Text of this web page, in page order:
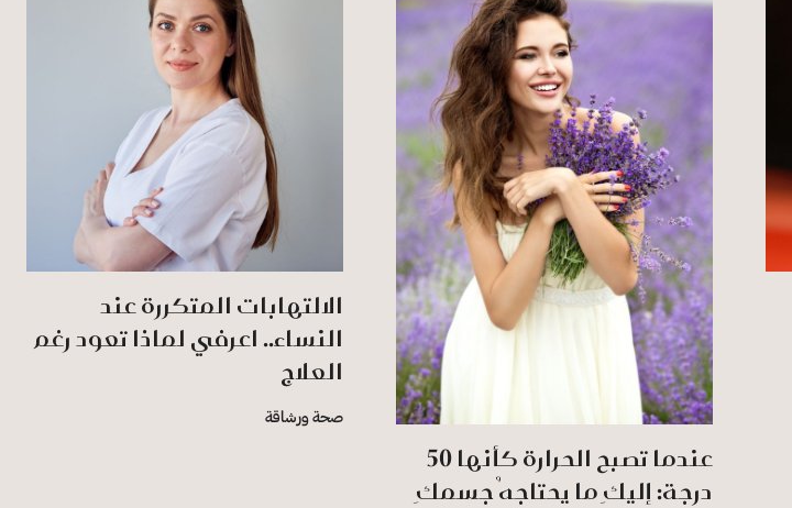
عندما تصبح الحرارة كأنها 50
درجة: إليكِ ما يحتاجهُ جسمكِ
الالتهابات المتكررة عند
النساء.. اعرفي لماذا تعود رغم
العلاج
صحة ورشاقة